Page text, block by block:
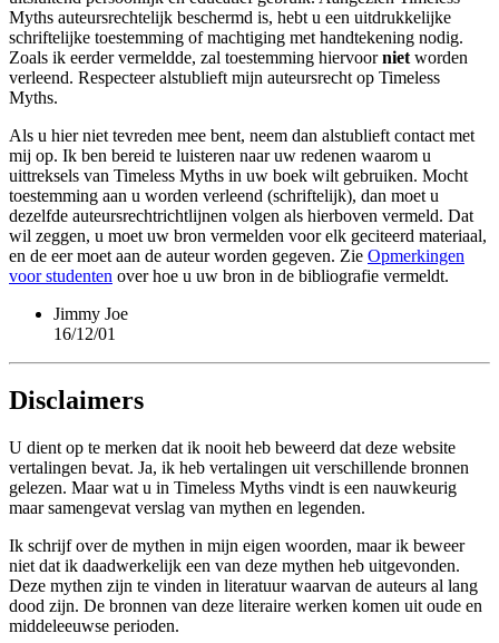
Myths auteursrechtelijk beschermd is, hebt u een uitdrukkelijke
schriftelijke toestemming of machtiging met handtekening nodig.
Zoals ik eerder vermeldde, zal toestemming hiervoorniet worden
verleend. Respecteer alstublieft mijn auteursrecht op Timeless
Myths.
Als u hier niet tevreden mee bent, neem dan alstublieft contact met
mij op. Ik ben bereid te luisteren naar uw redenen waarom u
uittreksels van Timeless Myths in uw boek wilt gebruiken. Mocht
toestemming aan u worden verleend (schriftelijk), dan moet u
dezelfde auteursrechtrichtlijnen volgen als hierboven vermeld. Dat
wil zeggen, u moet uw bron vermelden voor elk geciteerd materiaal,
en de eer moet aan de auteur worden gegeven. Zie Opmerkingen
voor studenten over hoe u uw bron in de bibliografie vermeldt.
Jimmy Joe
16/12/01
Disclaimers
U dient op te merken dat ik nooit heb beweerd dat deze website
vertalingen bevat. Ja, ik heb vertalingen uit verschillende bronnen
gelezen. Maar wat u in Timeless Myths vindt is een nauwkeurig
maar samengevat verslag van mythen en legenden.
Ik schrijf over de mythen in mijn eigen woorden, maar ik beweer
niet dat ik daadwerkelijk een van deze mythen heb uitgevonden.
Deze mythen zijn te vinden in literatuur waarvan de auteurs al lang
dood zijn. De bronnen van deze literaire werken komen uit oude en
middeleeuwse perioden.